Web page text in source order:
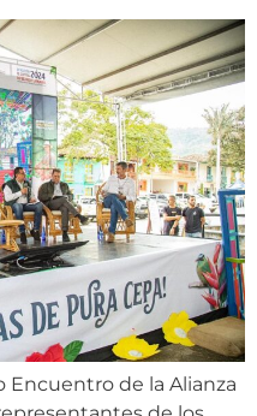
Encuentro de la Alianza